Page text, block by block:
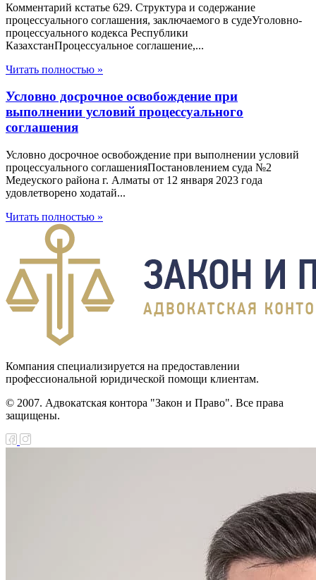
Комментарий кстатье 629. Структура и содержание
процессуального соглашения, заключаемого в судеУголовно-
процессуального кодекса Республики
КазахстанПроцессуальное соглашение,...
Читать полностью »
Условно досрочное освобождение при
выполнении условий процессуального
соглашения
Условно досрочное освобождение при выполнении условий
процессуального соглашенияПостановлением суда №2
Медеуского района г. Алматы от 12 января 2023 года
удовлетворено ходатай...
Читать полностью »
Компания специализируется на предоставлении
профессиональной юридической помощи клиентам.
© 2007. Адвокатская контора "Закон и Право". Все права
защищены.